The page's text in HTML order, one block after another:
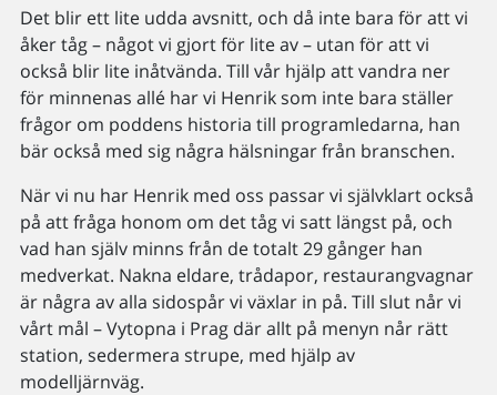
Det blir ett lite udda avsnitt, och då inte bara för att vi
åker tåg – något vi gjort för lite av – utan för att vi
också blir lite inåtvända. Till vår hjälp att vandra ner
för minnenas allé har vi Henrik som inte bara ställer
frågor om poddens historia till programledarna, han
bär också med sig några hälsningar från branschen.
När vi nu har Henrik med oss passar vi självklart också
på att fråga honom om det tåg vi satt längst på, och
vad han själv minns från de totalt 29 gånger han
medverkat. Nakna eldare, trådapor, restaurangvagnar
är några av alla sidospår vi växlar in på. Till slut når vi
vårt mål – Vytopna i Prag där allt på menyn når rätt
station, sedermera strupe, med hjälp av
modelljärnväg.